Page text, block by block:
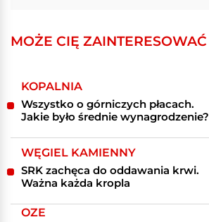
MOŻE CIĘ ZAINTERESOWAĆ
KOPALNIA
Wszystko o górniczych płacach.
Jakie było średnie wynagrodzenie?
WĘGIEL KAMIENNY
SRK zachęca do oddawania krwi.
Ważna każda kropla
OZE